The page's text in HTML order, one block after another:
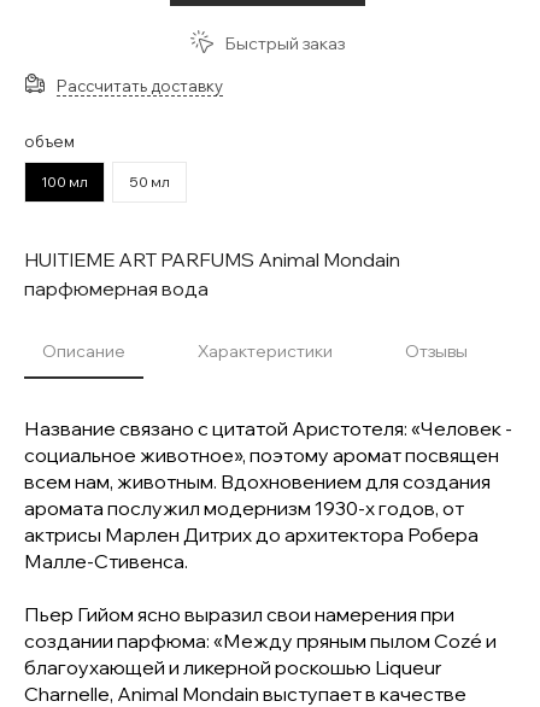
Быстрый заказ
Рассчитать доставку
объем
100 мл 50 мл
HUITIEME ART PARFUMS Animal Mondain
парфюмерная вода
Описание Характеристики Отзывы
Название связано с цитатой Аристотеля: «Человек -
социальное животное», поэтому аромат посвящен
всем нам, животным. Вдохновением для создания
аромата послужил модернизм 1930-х годов, от
актрисы Марлен Дитрих до архитектора Робера
Малле-Стивенса.
Пьер Гийом ясно выразил свои намерения при
создании парфюма: «Между пряным пылом Cozé и
благоухающей и ликерной роскошью Liqueur
Charnelle, Animal Mondain выступает в качестве